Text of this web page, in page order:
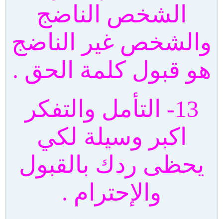
الشخص الناضج
والشخص غير الناضج
هو قبول كلمة الحق .
13- التأمل والتفكر
اكبر وسيلة لكي
يحظى ردك بالقبول
والإحترام .